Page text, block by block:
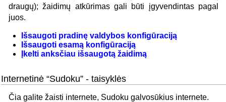
draugų); žaidimų atkūrimas gali būti įgyvendintas pagal
juos.
Išsaugoti pradinę valdybos konfigūraciją
Išsaugoti esamą konfigūraciją
Įkelti anksčiau išsaugotą žaidimą
Internetinė “Sudoku” - taisyklės
Čia galite žaisti internete, Sudoku galvosūkius internete.